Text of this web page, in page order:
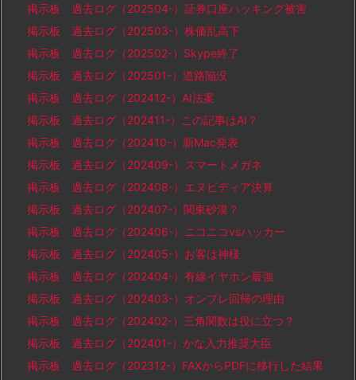
掲示板 過去ログ（202504-）証券口座ハッキング被害
掲示板 過去ログ（202503-）株価乱高下
掲示板 過去ログ（202502-）Skype終了
掲示板 過去ログ（202501-）道路陥没
掲示板 過去ログ（202412-）AI法案
掲示板 過去ログ（202411-）この記事はAI？
掲示板 過去ログ（202410-）新Mac発表
掲示板 過去ログ（202409-）スマートメガネ
掲示板 過去ログ（202408-）エヌビディア決算
掲示板 過去ログ（202407-）関東砂漠？
掲示板 過去ログ（202406-）ニコニコvsハッカー
掲示板 過去ログ（202405-）お客は神様
掲示板 過去ログ（202404-）有線イヤホン最強
掲示板 過去ログ（202403-）オンプレ回帰の理由
掲示板 過去ログ（202402-）三角関数は役に立つ？
掲示板 過去ログ（202401-）かな入力推奨大臣
掲示板 過去ログ（202312-）FAXからPDFに移行した結果